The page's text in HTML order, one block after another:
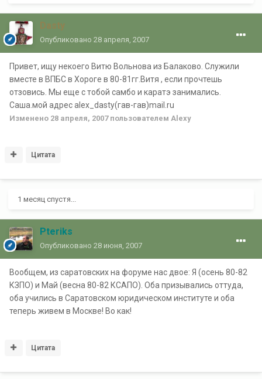
Dasty
Опубликовано 28 апреля, 2007
Привет, ищу некоего Витю Вольнова из Балаково. Служили
вместе в ВПБС в Хороге в 80-81гг.Витя , если прочтешь
отзовись. Мы еще с тобой самбо и каратэ занимались.
Саша.мой адрес alex_dasty(гав-гав)mail.ru
Изменено 28 апреля, 2007пользователем Alexy
Цитата
1 месяц спустя...
Pteriks
Опубликовано 28 июня, 2007
Вообщем, из саратовских на форуме нас двое: Я (осень 80-82
КЗПО) и Май (весна 80-82 КСАПО). Оба призывались оттуда,
оба учились в Саратовском юридическом институте и оба
теперь живем в Москве! Во как!
Цитата